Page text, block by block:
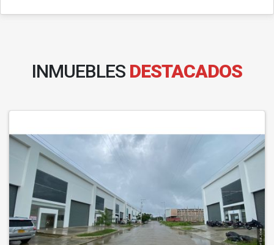
INMUEBLES DESTACADOS